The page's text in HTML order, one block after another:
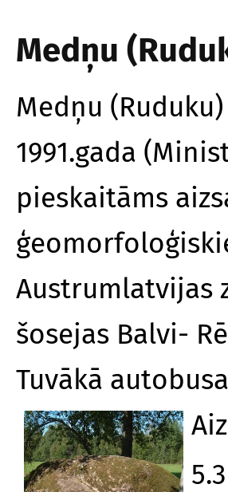
Medņu
Medņu
1991.gada
pieskaitāms
Austrumlatvijas
šosejas Balvi-
Tuvākā